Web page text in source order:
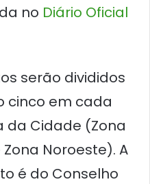
no Diário Oficial
serão divididos
cinco em cada
da Cidade (Zona
Noroeste). A
é do Conselho